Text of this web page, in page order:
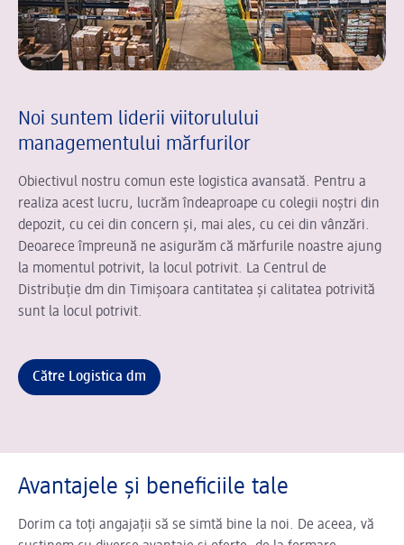
Noi suntem liderii viitorulului
managementului mărfurilor
Obiectivul nostru comun este logistica avansată. Pentru a
realiza acest lucru, lucrăm îndeaproape cu colegii noștri din
depozit, cu cei din concern și, mai ales, cu cei din vânzări.
Deoarece împreună ne asigurăm că mărfurile noastre ajung
la momentul potrivit, la locul potrivit. La Centrul de
Distribuție dm din Timișoara cantitatea și calitatea potrivită
sunt la locul potrivit.
Către Logistica dm
Avantajele și beneficiile tale
Dorim ca toți angajații să se simtă bine la noi. De aceea, vă